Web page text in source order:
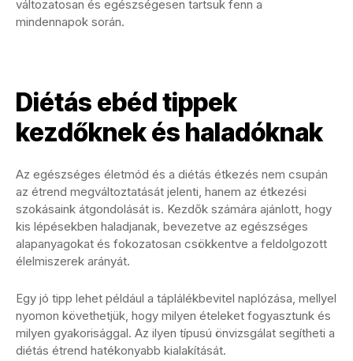
változatosan és egészségesen tartsuk fenn a
mindennapok során.
Diétás ebéd tippek
kezdőknek és haladóknak
Az egészséges életmód és a diétás étkezés nem csupán
az étrend megváltoztatását jelenti, hanem az étkezési
szokásaink átgondolását is. Kezdők számára ajánlott, hogy
kis lépésekben haladjanak, bevezetve az egészséges
alapanyagokat és fokozatosan csökkentve a feldolgozott
élelmiszerek arányát.
Egy jó tipp lehet például a táplálékbevitel naplózása, mellyel
nyomon követhetjük, hogy milyen ételeket fogyasztunk és
milyen gyakorisággal. Az ilyen típusú önvizsgálat segítheti a
diétás étrend hatékonyabb kialakítását.